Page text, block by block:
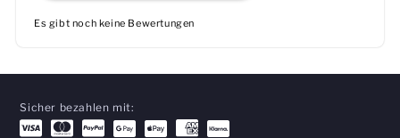
Es gibt noch keine Bewertungen
Sicher bezahlen mit: